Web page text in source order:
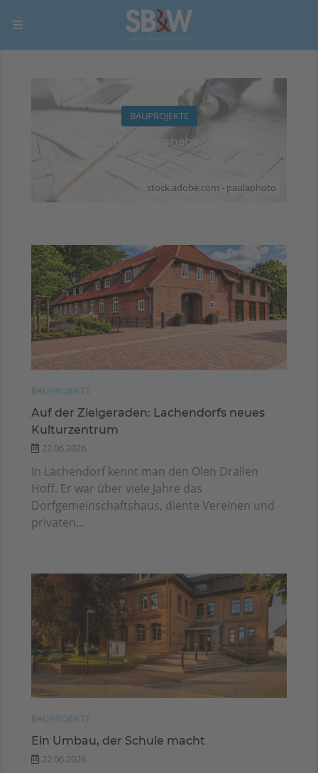
stock.adobe.com - paulaphoto
BAUPROJEKTE
Realisierte Bauvorhaben aus der
Region
BAUPROJEKTE
Auf der Zielgeraden: Lachendorfs neues
Kulturzentrum
22.06.2026
In Lachendorf kennt man den Olen Drallen
Hoff. Er war über viele Jahre das
Dorfgemeinschaftshaus, diente Vereinen und
privaten...
BAUPROJEKTE
Ein Umbau, der Schule macht
22.06.2026